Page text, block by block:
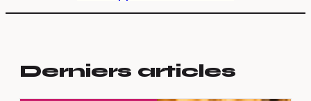
Derniers articles